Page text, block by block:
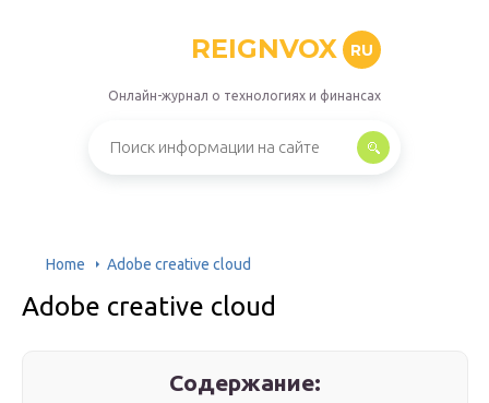
REIGNVOX RU
Онлайн-журнал о технологиях и финансах
Home Adobe creative cloud
Adobe creative cloud
Содержание: